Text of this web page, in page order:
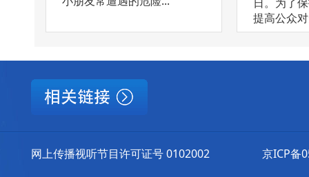
提高公众
网上传播视听节目许可证号 0102002 京ICP备